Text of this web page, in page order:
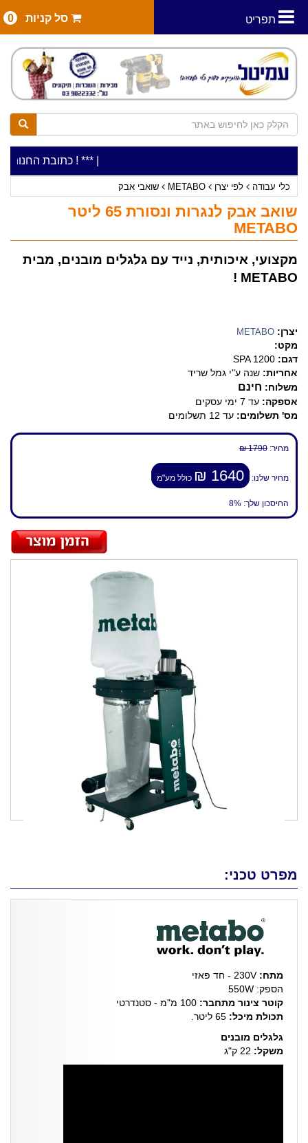
תפריט סל קניות 0
***כתובת החנות: רח' המלאכה 2, ביתן 8 (כניסה ***כלי עבודה להשכרה בתעריף יומי משתלם ! ***
כלי עבודה לפי יצרן METABO שואבי אבק
שואב אבק לנגרות ונסורת 65 ליטר
METABO
מקצועי, איכותית, נייד עם גלגלים מובנים, מבית
METABO !
יצרן: METABO
מקט:
דגם: SPA 1200
אחריות: שנה ע"י גמל שריד
משלוח: חינם
אספקה: עד 7 ימי עסקים
מס' תשלומים: עד 12 תשלומים
מחיר: 1790 ₪
מחיר שלנו: 1640 ₪ כולל מע"מ
החיסכון שלך: 8%
מפרט טכני:
מתח:230V - חד פאזי
הספק: 550W
קוטר צינור מתחבר: 100 מ"מ - סטנדרטי
תכולת מיכל: 65 ליטר.
גלגלים מובנים
משקל: 22 ק"ג